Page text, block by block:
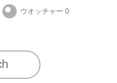
ウオッチャー 0